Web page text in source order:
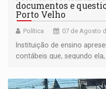
documentos e
Porto Velho
Política 07 de Agosto
Instituição de ensino
contábeis que, segundo
apreendido quando já